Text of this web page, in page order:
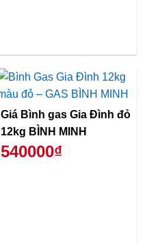
Giá Bình gas Gia Đình đỏ
12kg BÌNH MINH
540000₫